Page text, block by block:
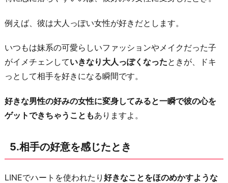
例えば、彼は大人っぽい女性が好きだとします。
いつもは妹系の可愛らしいファッションやメイクだった子
がイメチェンしていきなり大人っぽくなったときが、ドキ
っとして相手を好きになる瞬間です。
好きな男性の好みの女性に変身してみると一瞬で彼の心を
ゲットできちゃうこともありますよ。
5.相手の好意を感じたとき
LINEでハートを使われたり 好きなことをほのめかすような